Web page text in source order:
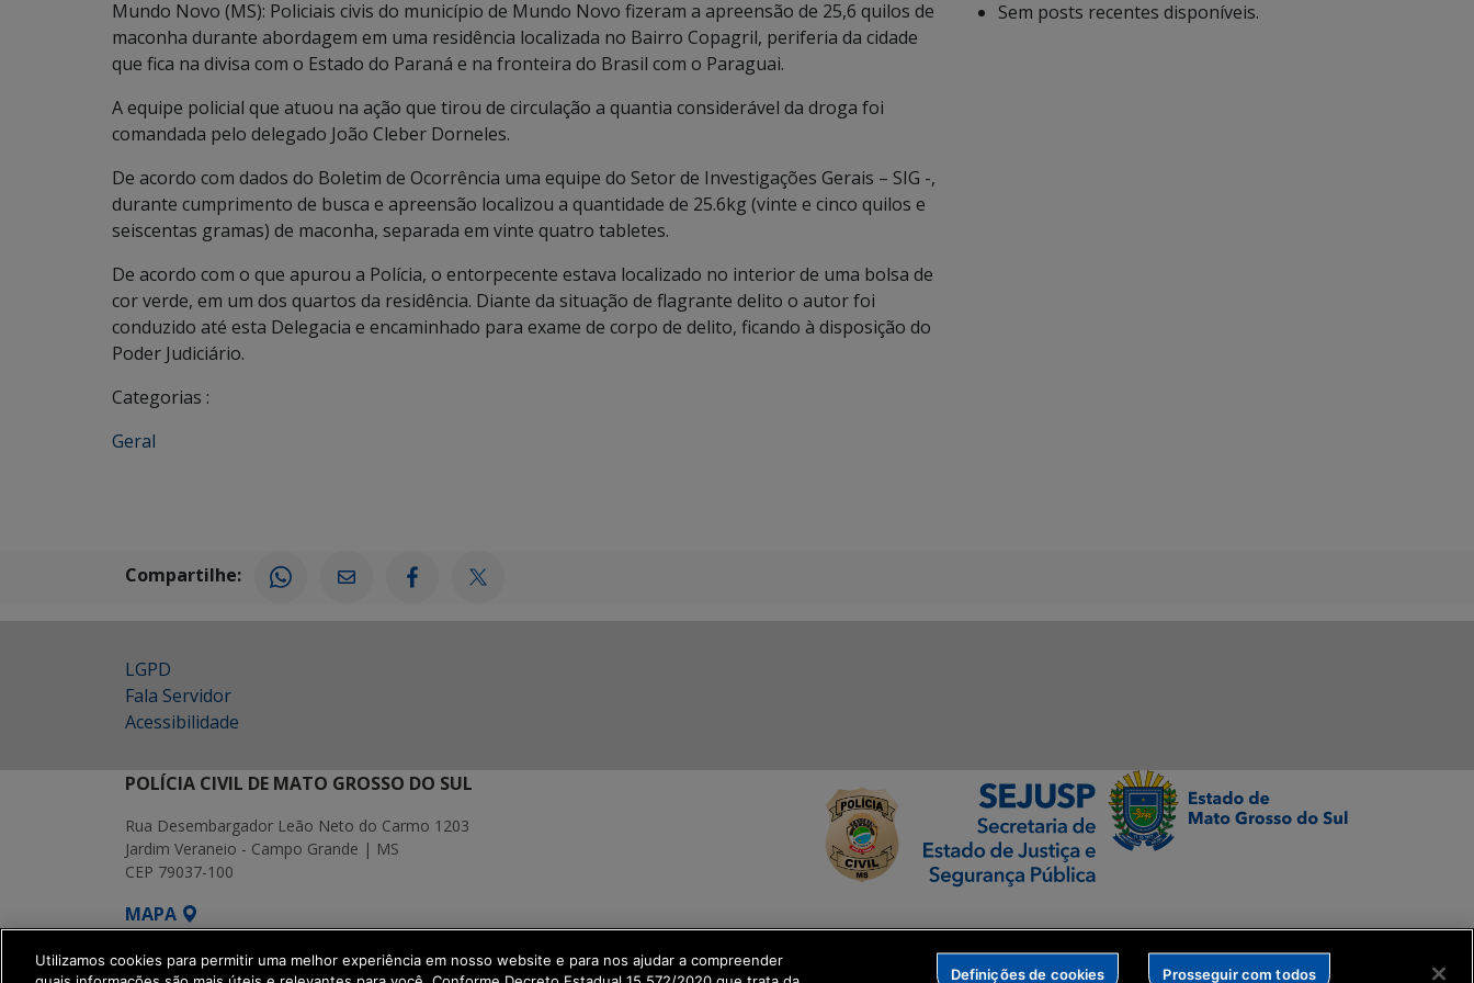
Mundo Novo (MS): Policiais civis do município de Mundo Novo fizeram a apreensão de 25,6 quilos de
maconha durante abordagem em uma residência localizada no Bairro Copagril, periferia da cidade
que fica na divisa com o Estado do Paraná e na fronteira do Brasil com o Paraguai.
A equipe policial que atuou na ação que tirou de circulação a quantia considerável da droga foi
comandada pelo delegado João Cleber Dorneles.
De acordo com dados do Boletim de Ocorrência uma equipe do Setor de Investigações Gerais – SIG -,
durante cumprimento de busca e apreensão localizou a quantidade de 25.6kg (vinte e cinco quilos e
seiscentas gramas) de maconha, separada em vinte quatro tabletes.
De acordo com o que apurou a Polícia, o entorpecente estava localizado no interior de uma bolsa de
cor verde, em um dos quartos da residência. Diante da situação de flagrante delito o autor foi
conduzido até esta Delegacia e encaminhado para exame de corpo de delito, ficando à disposição do
Poder Judiciário.
Categorias :
Geral
Sem posts recentes disponíveis.
Compartilhe:
LGPD
Fala Servidor
Acessibilidade
POLÍCIA CIVIL DE MATO GROSSO DO SUL
Rua Desembargador Leão Neto do Carmo 1203
Jardim Veraneio - Campo Grande | MS
CEP 79037-100
MAPA
SETDIG | Secretaria-Executiva de Transformação Digital
Utilizamos cookies para permitir uma melhor experiência em nosso website e para nos ajudar a compreender
Definições de cookies Prosseguir com todos